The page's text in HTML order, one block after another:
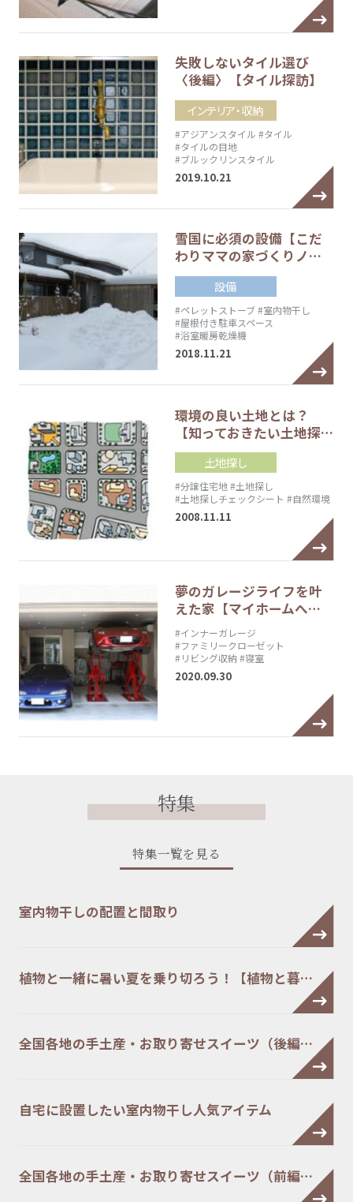
失敗しないタイル選び
〈後編〉【タイル探訪】
インテリア・収納
#アジアンスタイル #タイル
#タイルの目地
#ブルックリンスタイル
2019.10.21
雪国に必須の設備【こだ
わりママの家づくりノ…
設備
#ペレットストーブ#室内物干し
#屋根付き駐車スペース
#浴室暖房乾燥機
2018.11.21
環境の良い土地とは？
【知っておきたい土地探…
土地探し
#分譲住宅地#土地探し
#土地探しチェックシート #自然環境
2008.11.11
夢のガレージライフを叶
えた家【マイホームへ…
#インナーガレージ
#ファミリークローゼット
#リビング収納 #寝室
2020.09.30
特集
特集一覧を見る
室内物干しの配置と間取り
植物と一緒に暑い夏を乗り切ろう！【植物と暮…
全国各地の手土産・お取り寄せスイーツ（後編…
自宅に設置したい室内物干し人気アイテム
全国各地の手土産・お取り寄せスイーツ（前編…